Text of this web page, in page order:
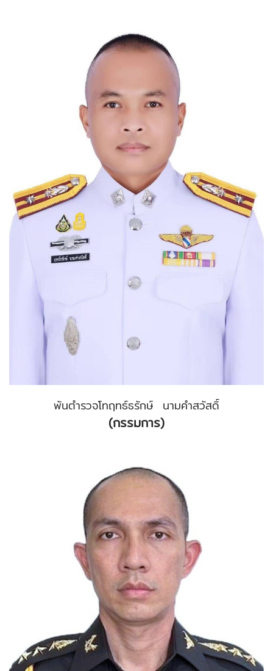
พันตำรวจโทฤทธ์ธรักษ์ นามคำสวัสดิ์
(กรรมการ)